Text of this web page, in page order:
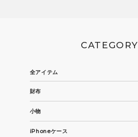
CATEGORY
全アイテム
財布
カード / コインケース
小物
iPhoneケース